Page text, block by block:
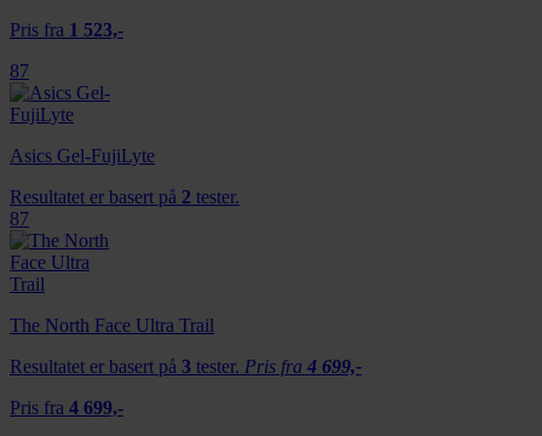
Pris fra 1 523,-
87
Asics Gel-FujiLyte
Resultatet er basert på 2 tester.
87
The North Face Ultra Trail
Resultatet er basert på 3 tester. Pris fra 4 699,-
Pris fra 4 699,-